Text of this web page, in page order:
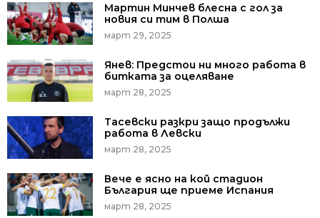
Мартин Минчев блесна с гол за
новия си тим в Полша
март 29, 2025
Янев: Предстои ни много работа в
битката за оцеляване
март 28, 2025
Тасевски разкри защо продължи
работа в Левски
март 28, 2025
Вече е ясно на кой стадион
България ще приеме Испания
март 28, 2025